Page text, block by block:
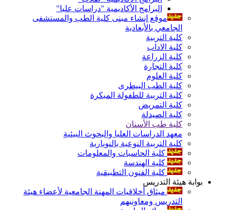
البرامج الأكاديمية "دراسات عليا"
موقع إنشاء مبنى كلية الطب والمستشفى
الجامعي بالأبعادية
كلية التربية
كلية الاداب
كلية الزراعة
كلية التجارة
كلية العلوم
كلية الطب البيطرى
كلية التربية للطفولة المبكرة
كلية التمريض
كلية الصيدلة
كلية طب الأسنان
معهد الدراسات العليا والبحوث البيئية
كلية التربية النوعية بالنوبارية
كلية الحاسبات والمعلومات
كلية الهندسة
كلية الفنون التطبيقية
بوابة هيئة التدريس
ميثاق أخلاقيات المهنة الجامعية لأعضاء هيئة
التدريس ومعاونيهم